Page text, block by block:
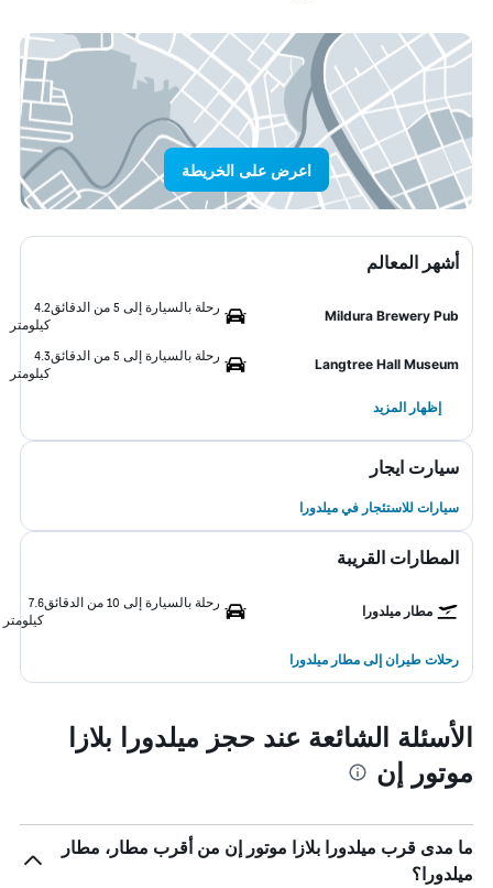
اعرض على الخريطة
أشهر المعالم
Mildura Brewery Pub
رحلة بالسيارة إلى 5 من الدقائق
4.2
كيلومتر
Langtree Hall Museum
رحلة بالسيارة إلى 5 من الدقائق
4.3
كيلومتر
إظهار المزيد
سيارت ايجار
سيارات للاستئجار في ميلدورا
المطارات القريبة
مطار ميلدورا
رحلة بالسيارة إلى 10 من الدقائق
7.6
كيلومتر
رحلات طيران إلى مطار ميلدورا
الأسئلة الشائعة عند حجز ميلدورا بلازا
موتور إن
ما مدى قرب ميلدورا بلازا موتور إن من أقرب مطار، مطار
ميلدورا؟